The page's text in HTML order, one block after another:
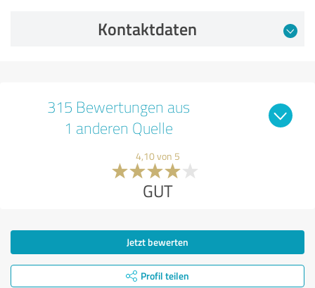
Kontaktdaten
315 Bewertungen aus
1 anderen Quelle
4,10 von 5
GUT
Jetzt bewerten
Profil teilen